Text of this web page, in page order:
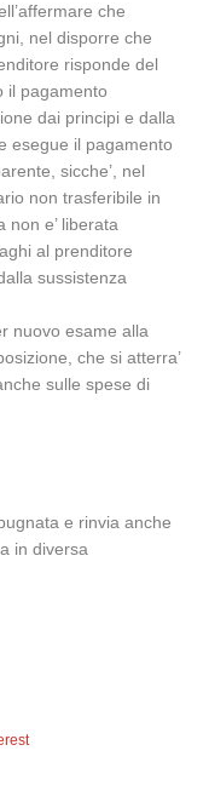
che
nel disporre che
risponde del
il pagamento
dai principi e dalla
esegue il pagamento
sicche’, nel
non trasferibile in
e’ liberata
al prenditore
sussistenza
nuovo esame alla
che si atterra’
sulle spese di
e rinvia anche
in diversa